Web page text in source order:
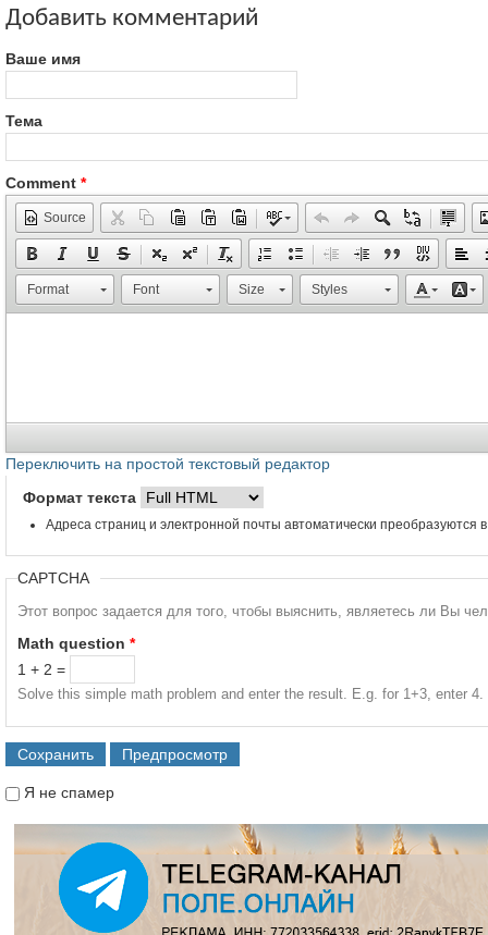
Добавить комментарий
Ваше имя
Тема
Comment *
Source
Format Font Size Styles
Переключить на простой текстовый редактор
Формат текста
Адреса страниц и электронной почты автоматически преобразуются
CAPTCHA
Этот вопрос задается для того, чтобы выяснить, являетесь ли Вы
Math question *
1 + 2 =
Solve this simple math problem and enter the result. E.g. for 1+3, enter 4.
Я не спамер